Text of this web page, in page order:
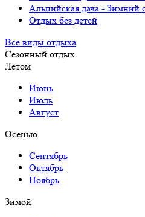
Альпийская дача - Зимний
Отдых без детей
Все виды отдыха
Сезонный отдых
Летом
Июнь
Июль
Август
Осенью
Сентябрь
Октябрь
Ноябрь
Зимой